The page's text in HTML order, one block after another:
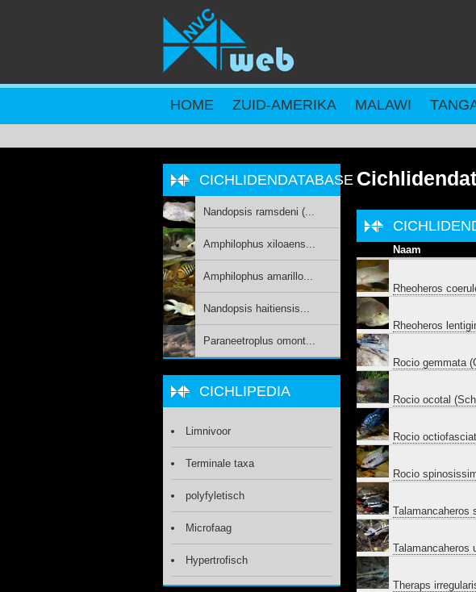
HOME ZUID-AMERIKA MALAWI
Naam
Rheoheros
Rheoheros
Rocio gemmata
Rocio ocotal
Rocio
Rocio
Talamancaheros
Talamancaheros
Theraps
CICHLIDENDATABASE
Nandopsis ramsdeni (...
Amphilophus xiloaens...
Amphilophus amarillo...
Nandopsis haitiensis...
Paraneetroplus omont...
CICHLIPEDIA
Limnivoor
Terminale taxa
polyfyletisch
Microfaag
Hypertrofisch